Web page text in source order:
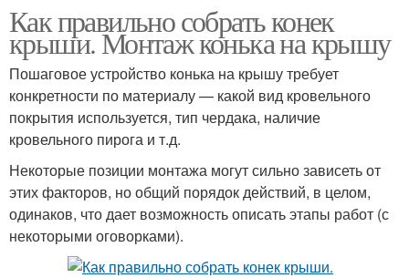
Как правильно собрать конек
крыши. Монтаж конька на крышу
Пошаговое устройство конька на крышу требует
конкретности по материалу — какой вид кровельного
покрытия используется, тип чердака, наличие
кровельного пирога и т.д.
Некоторые позиции монтажа могут сильно зависеть от
этих факторов, но общий порядок действий, в целом,
одинаков, что дает возможность описать этапы работ (с
некоторыми оговорками).